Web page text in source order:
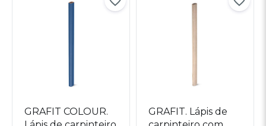
GRAFIT COLOUR.
GRAFIT. Lápis de